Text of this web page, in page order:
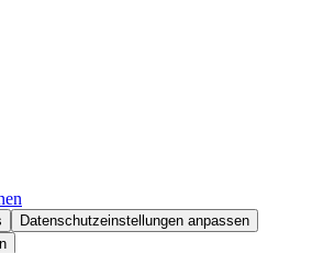
Datenschutzeinstellungen anpassen